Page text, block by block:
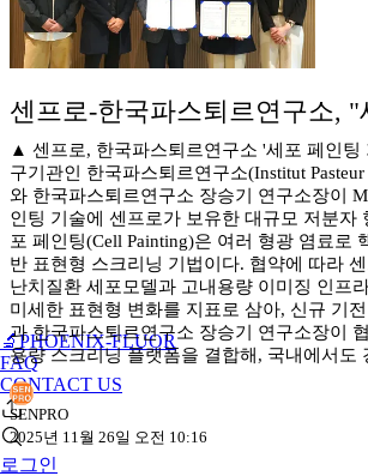
🔬PHOENIX-FLUOR
FAQ
CONTACT US
로그인
센프로-한국파스퇴르연구소,
▲ 센프로, 한국파스퇴르연구소 '세포 페인팅
구기관인 한국파스퇴르연구소(Institut
와 한국파스퇴르연구소 장승기 연구소장이
인팅 기술에 센프로가 보유한 대규모 저분자
포 페인팅(Cell Painting)은 여러 형광 염료로
반 표현형 스크리닝 기법이다. 협약에 따라
난치질환 세포모델과 고내용량 이미징 인프
미세한 표현형 변화를 지표로 삼아, 신규 기
과 한국파스퇴르연구소 장승기 연구소장이
용량 스크리닝 플랫폼을 결합해, 국내에서
SENPRO
2025년 11월 26일 오전 10:16